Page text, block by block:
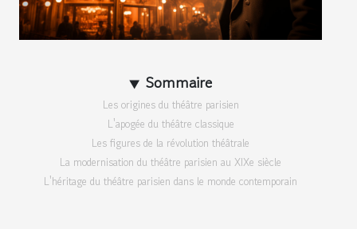
Sommaire
Les origines du théâtre parisien
L'apogée du théâtre classique
Les figures de la révolution théâtrale
La modernisation du théâtre parisien au XIXe siècle
L'héritage du théâtre parisien dans le monde contemporain